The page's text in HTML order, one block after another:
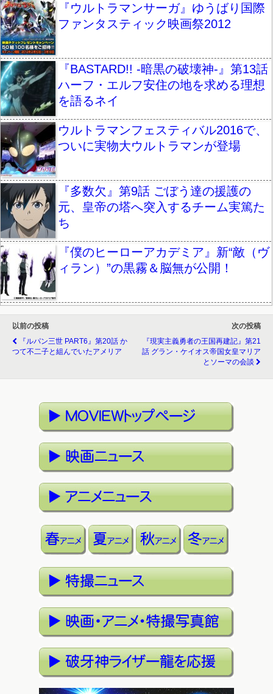
『ウルトラマンサーガ』ゆうばり国際
ファンタスティック映画祭2012
『BASTARD!! -暗黒の破壊神-』第13話
ハーフ・エルフ安住の地を求める理想
を語るネイ
ウルトラマンフェスティバル2016で、
ついに実物大ウルトラマンが登場
『多数欠』第9話 ごぼう達の援護の
元、皇帝の塔へ突入するチーム実篤た
ち
『僕のヒーローアカデミア』新“敵（ヴ
ィラン）”の黒霧＆脳無が公開！
以前の投稿
『ルパン三世 PART6』第20話 か
つて不二子と組んでいたアメリア
次の投稿
『現実主義勇者の王国再建記』第21
話 グラン・ケイオス帝国女皇マリア
とソーマの会談